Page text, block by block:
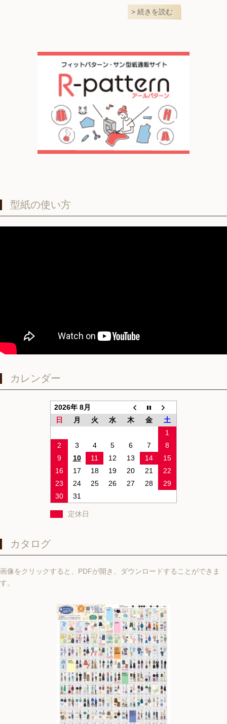
続きを読む
型紙の使い方
カレンダー
2026年 8月
日
月 火 水 木 金
土
1
2
3 4 5 6 7
8
9
10 11 12 13 14
15
16
17 18 19 20 21
22
23
24 25 26 27 28
29
30
31
定休日
カタログ
画像をクリックすると、PDFが開き、ダウンロードすることができま
す。